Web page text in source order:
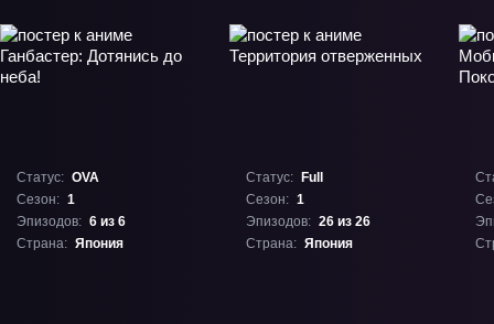
Статус: OVA
Сезон: 1
Эпизодов: 6 из 6
Страна: Япония
Статус:
Full
Сезон: 1
Эпизодов: 26 из 26
Страна: Япония